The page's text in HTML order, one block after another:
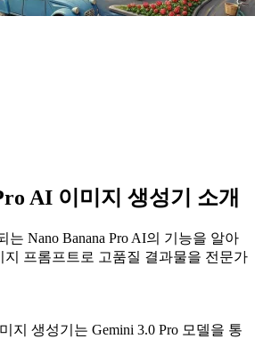
AI 이미지 생성기 소개
는 Nano Banana Pro AI의 기능을 알아
지 프롬프트로 고품질 결과물을 전문가
지 생성기는 Gemini 3.0 Pro 모델을 통